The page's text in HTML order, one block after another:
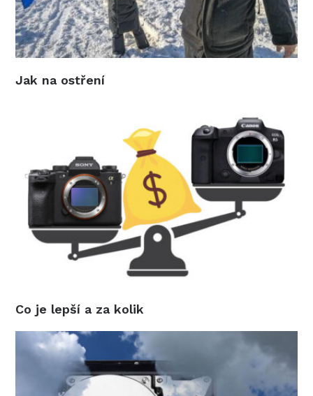
Jak na ostření
Co je lepší a za kolik